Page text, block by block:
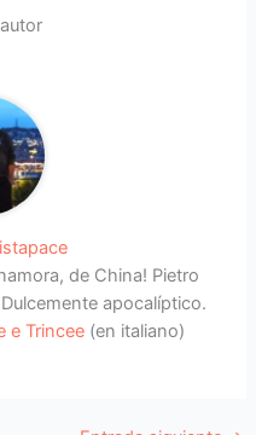
de China! Pietro
apocalíptico.
e Trincee (en italiano)